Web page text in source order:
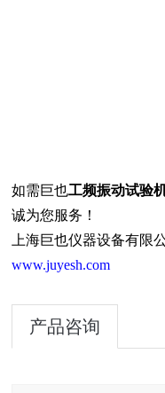
如需巨也工频振动试验
诚为您服务！
上海巨也仪器设备有限
www.juyesh.com
产品咨询